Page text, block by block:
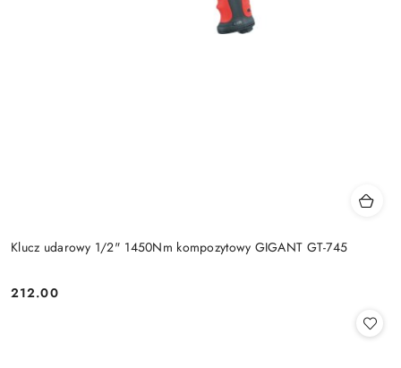
Klucz udarowy 1/2" 1450Nm kompozytowy GIGANT GT-745
Cena:
212.00